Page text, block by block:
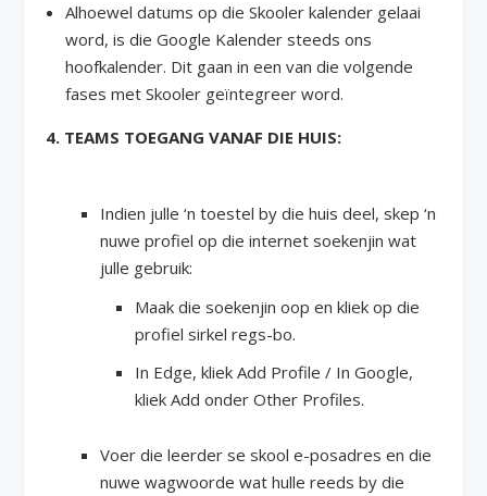
Alhoewel datums op die Skooler kalender gelaai
word, is die Google Kalender steeds ons
hoofkalender. Dit gaan in een van die volgende
fases met Skooler geïntegreer word.
4. TEAMS TOEGANG VANAF DIE HUIS:
Indien julle ‘n toestel by die huis deel, skep ‘n
nuwe profiel op die internet soekenjin wat
julle gebruik:
Maak die soekenjin oop en kliek op die
profiel sirkel regs-bo.
In Edge, kliek Add Profile / In Google,
kliek Add onder Other Profiles.
Voer die leerder se skool e-posadres en die
nuwe wagwoorde wat hulle reeds by die